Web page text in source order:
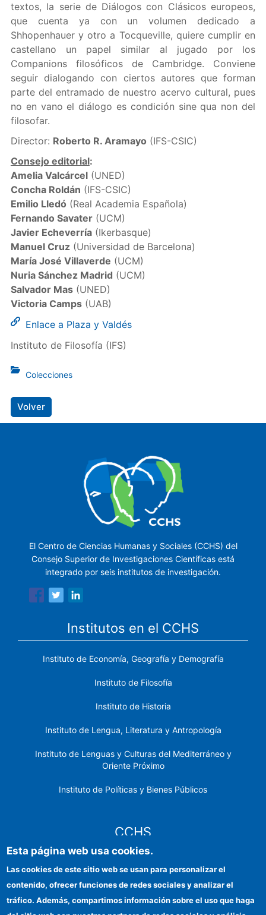
textos, la serie de Diálogos con Clásicos europeos,
que cuenta ya con un volumen dedicado a
Shhopenhauer y otro a Tocqueville, quiere cumplir en
castellano un papel similar al jugado por los
Companions filosóficos de Cambridge. Conviene
seguir dialogando con ciertos autores que forman
parte del entramado de nuestro acervo cultural, pues
no en vano el diálogo es condición sine qua non del
filosofar.
Director: Roberto R. Aramayo (IFS-CSIC)
Consejo editorial:
Amelia Valcárcel(UNED)
Concha Roldán (IFS-CSIC)
Emilio Lledó (Real Academia Española)
Fernando Savater(UCM)
Javier Echeverría(Ikerbasque)
Manuel Cruz(Universidad de Barcelona)
María José Villaverde (UCM)
Nuria Sánchez Madrid (UCM)
Salvador Mas(UNED)
Victoria Camps(UAB)
Enlace a Plaza y Valdés
Instituto de Filosofía (IFS)
Colecciones
Volver
El Centro de Ciencias Humanas y Sociales (CCHS) del
Consejo Superior de Investigaciones Científicas está
integrado por seis institutos de investigación.
Institutos en el CCHS
Instituto de Economía, Geografía y Demografía
Instituto de Filosofía
Instituto de Historia
Instituto de Lengua, Literatura y Antropología
Instituto de Lenguas y Culturas del Mediterráneo y
Oriente Próximo
Instituto de Políticas y Bienes Públicos
CCHS
Identidad institucional
Esta página web usa cookies.
Las cookies de este sitio web se usan para personalizar el
contenido, ofrecer funciones de redes sociales y analizar el
tráfico. Además, compartimos información sobre el uso que haga